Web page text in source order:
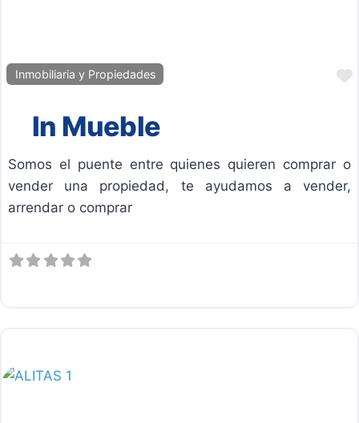
Inmobiliaria y Propiedades
In Mueble
Somos el puente entre quienes quieren comprar o
vender una propiedad, te ayudamos a vender,
arrendar o comprar